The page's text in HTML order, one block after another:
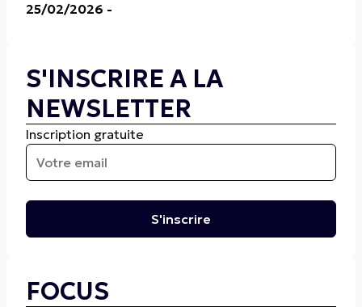
25/02/2026 -
S'INSCRIRE A LA
NEWSLETTER
Inscription gratuite
S'inscrire
FOCUS